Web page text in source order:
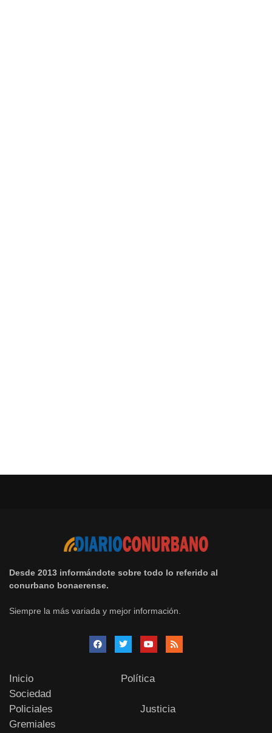
Desde 2013 informándote sobre todo lo referido al
conurbano bonaerense.
Siempre la más variada y mejor información.
Inicio
Política
Sociedad
Policiales
Justicia
Gremiales